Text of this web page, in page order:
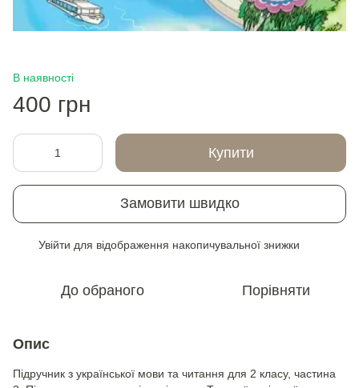
В наявності
400 грн
Купити
Замовити швидко
Увійти для відображення накопичувальної знижки
До обраного Порівняти
Опис
Підручник з української мови та читання для 2 класу, частина